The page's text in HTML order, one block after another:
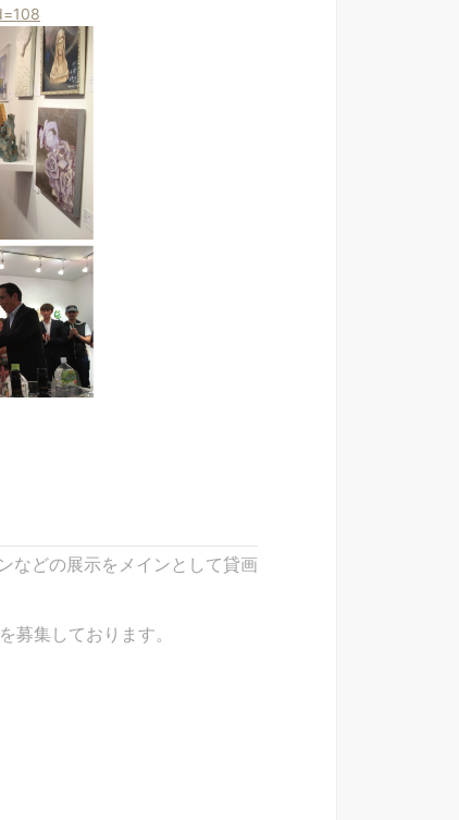
などの展示をメインとして貸画
募集しております。